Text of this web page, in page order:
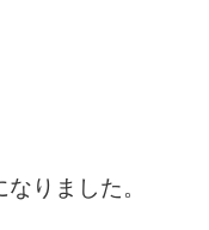
りました。